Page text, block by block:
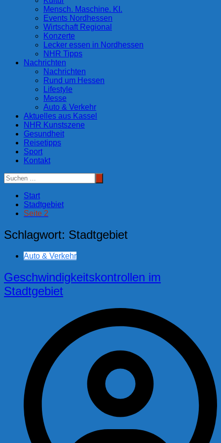
Mensch. Maschine. KI.
Events Nordhessen
Wirtschaft Regional
Konzerte
Lecker essen in Nordhessen
NHR Tipps
Nachrichten
Nachrichten
Rund um Hessen
Lifestyle
Messe
Auto & Verkehr
Aktuelles aus Kassel
NHR Kunstszene
Gesundheit
Reisetipps
Sport
Kontakt
Start
Stadtgebiet
Seite 2
Schlagwort: Stadtgebiet
Auto & Verkehr
Geschwindigkeitskontrollen im
Stadtgebiet